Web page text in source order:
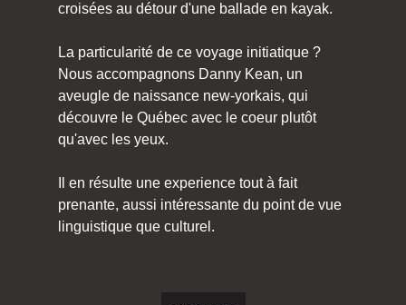
croisées au détour d'une ballade en kayak.
La particularité de ce voyage initiatique ?
Nous accompagnons Danny Kean, un
aveugle de naissance new-yorkais, qui
découvre le Québec avec le coeur plutôt
qu'avec les yeux.
Il en résulte une experience tout à fait
prenante, aussi intéressante du point de vue
linguistique que culturel.